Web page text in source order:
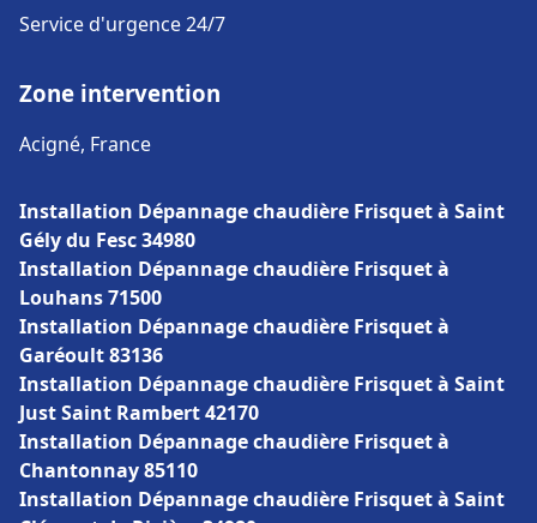
Service d'urgence 24/7
Zone intervention
Acigné, France
Installation Dépannage chaudière Frisquet à Saint
Gély du Fesc 34980
Installation Dépannage chaudière Frisquet à
Louhans 71500
Installation Dépannage chaudière Frisquet à
Garéoult 83136
Installation Dépannage chaudière Frisquet à Saint
Just Saint Rambert 42170
Installation Dépannage chaudière Frisquet à
Chantonnay 85110
Installation Dépannage chaudière Frisquet à Saint